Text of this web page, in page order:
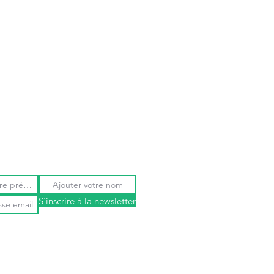
S'inscrire à la newsletter